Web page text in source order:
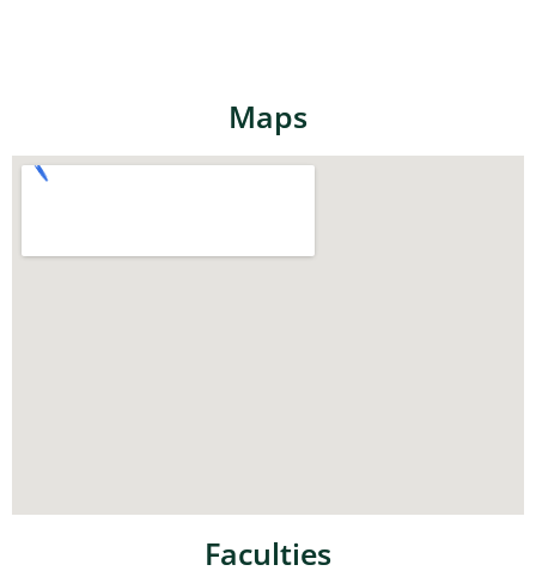
Maps
Faculties